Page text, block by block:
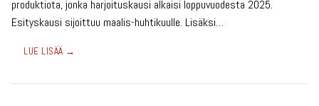
produktiota, jonka harjoituskausi alkaisi loppuvuodesta 2025.
Esityskausi sijoittuu maalis-huhtikuulle. Lisäksi…
LUE LISÄÄ →